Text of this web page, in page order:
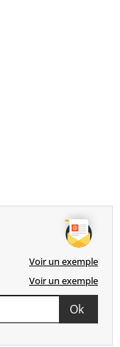
Voir un exemple
Voir un exemple